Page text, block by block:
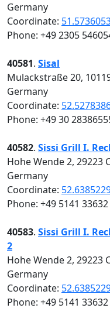
Germany
Coordinate:
Phone: +49 2305
40581. Sisal
Mulackstraße 20,
Germany
Coordinate:
Phone: +49 30
40582. Sissi Grill I.
Hohe Wende 2, 29223
Germany
Coordinate:
Phone: +49 5141 33632
40583. Sissi Grill I.
2
Hohe Wende 2, 29223
Germany
Coordinate:
Phone: +49 5141 33632